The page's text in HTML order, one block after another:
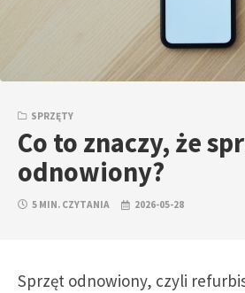
SPRZĘTY
Co to znaczy, że
odnowiony?
5 MIN. CZYTANIA 2026-05-28
Sprzęt odnowiony, czyli